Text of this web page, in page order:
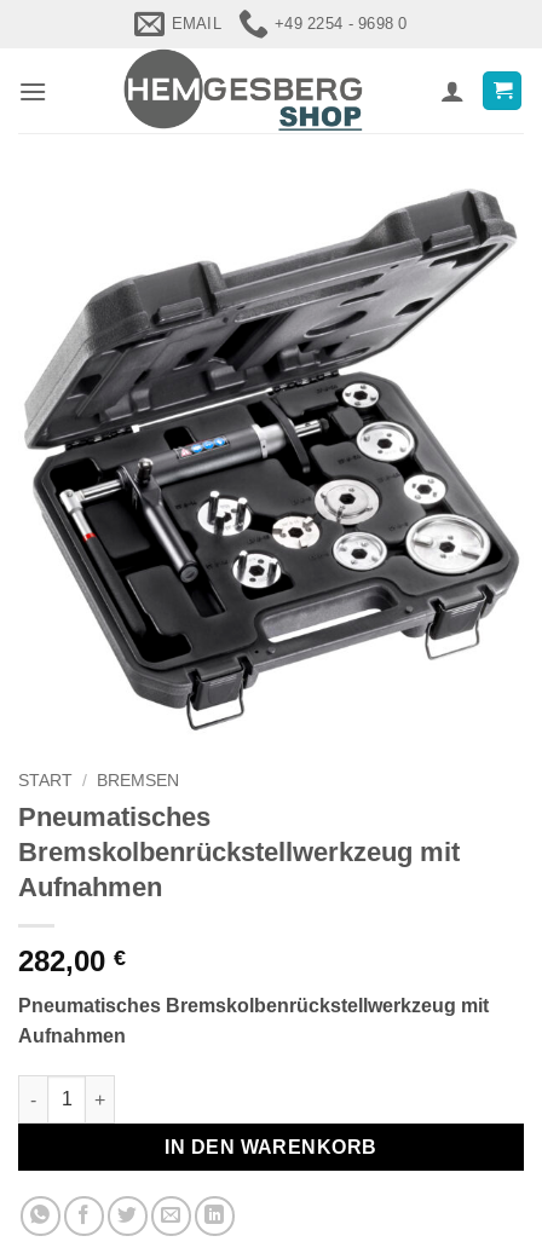
EMAIL +49 2254 - 9698 0
START / BREMSEN
Pneumatisches
Bremskolbenrückstellwerkzeug mit
Aufnahmen
282,00 €
Pneumatisches Bremskolbenrückstellwerkzeug mit
Aufnahmen
Pneumatisches Bremskolbenrückstellwerkzeug mit Aufnahmen
IN DEN WARENKORB